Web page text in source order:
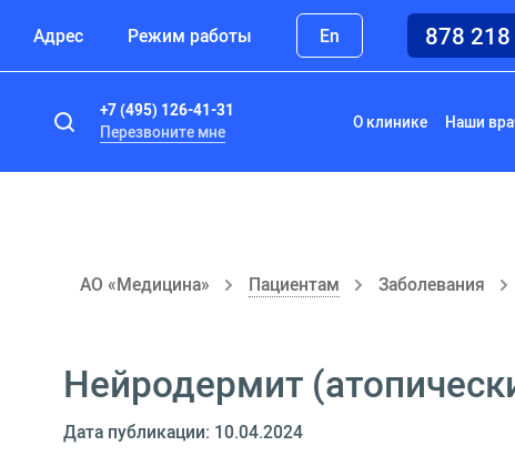
Адрес Режим работы En 878 218
+7 (495) 126-41-31
Перезвоните мне
О клинике Наши
АО «Медицина» Пациентам Заболевания
Нейродермит
Дата публикации: 10.04.2024